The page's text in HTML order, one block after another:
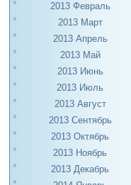
2013 Февраль
2013 Март
2013 Апрель
2013 Май
2013 Июнь
2013 Июль
2013 Август
2013 Сентябрь
2013 Октябрь
2013 Ноябрь
2013 Декабрь